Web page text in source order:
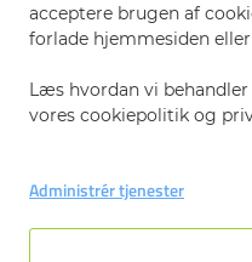
acceptere brugen af
forlade hjemmesiden
Læs hvordan vi
vores cookiepolitik og
Administrér tjenester